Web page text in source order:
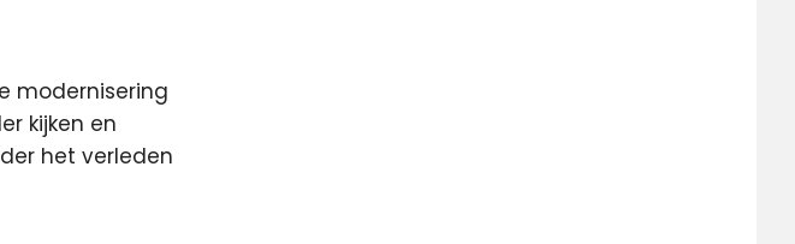
modernisering
kijken en
het verleden